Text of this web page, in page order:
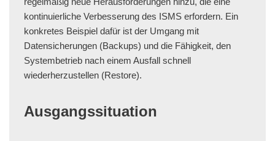
kontinuierliche Verbesserung des ISMS erfordern. Ein
konkretes Beispiel dafür ist der Umgang mit
Datensicherungen (Backups) und die Fähigkeit, den
Systembetrieb nach einem Ausfall schnell
wiederherzustellen (Restore).
Ausgangssituation